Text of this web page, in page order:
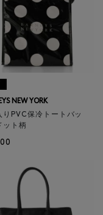
NEW YORK
りPVC保冷トートバッ
ット柄